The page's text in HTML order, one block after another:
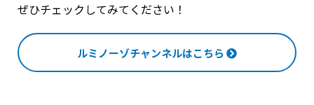
ぜひチェックしてみてください！
ルミノーゾチャンネルはこちら